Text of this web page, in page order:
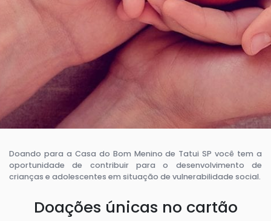
Doando para a Casa do Bom Menino de Tatui SP você tem a
oportunidade de contribuir para o desenvolvimento de
crianças e adolescentes em situação de vulnerabilidade social.
Doações únicas no cartão